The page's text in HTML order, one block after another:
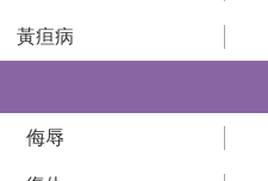
黃疸病
侮辱